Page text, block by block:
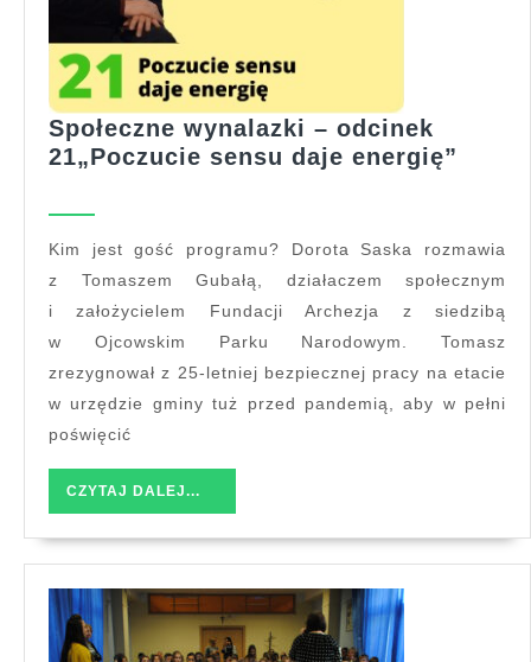
Społeczne wynalazki – odcinek
21„Poczucie sensu daje energię”
sensu
daje
Kim jest gość programu? Dorota Saska rozmawia
z Tomaszem Gubałą, działaczem społecznym
i założycielem Fundacji Archezja z siedzibą
w Ojcowskim Parku Narodowym. Tomasz
zrezygnował z 25-letniej bezpiecznej pracy na etacie
w urzędzie gminy tuż przed pandemią, aby w pełni
poświęcić
CZYTAJ DALEJ...
DALEJ...